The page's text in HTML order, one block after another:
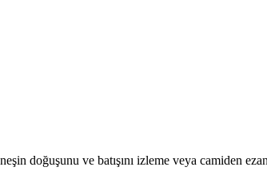
doğuşunu ve batışını izleme veya camiden